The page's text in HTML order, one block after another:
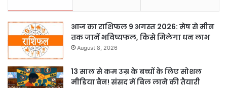
आज का राशिफल 9 अगस्त 2026: मेष से मीन
तक जानें भविष्यफल, किसे मिलेगा धन लाभ
August 8, 2026
13 साल से कम उम्र के बच्चों के लिए सोशल
मीडिया बैन! संसद में बिल लाने की तैयारी